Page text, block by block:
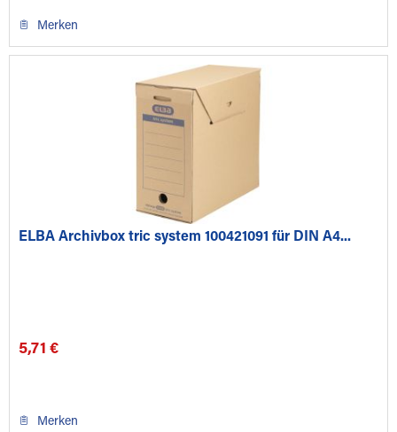
Merken
ELBA Archivbox tric system 100421091 für DIN A4...
5,71 €
Merken